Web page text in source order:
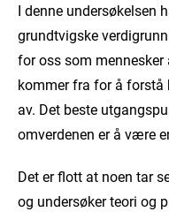
I denne undersøkelsen
grundtvigske
for oss som mennesker
kommer fra for å forstå
av. Det beste
omverdenen er å være
Det er flott at noen tar
og undersøker teori og